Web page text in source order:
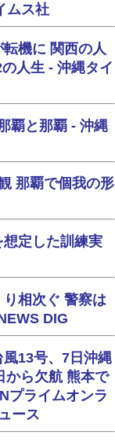
ムス社
転機に 関西の人
人生 - 沖縄タイ
覇と那覇 - 沖縄
那覇で個我の形
定した訓練実
相次ぐ 警察は
DIG
風13号、7日沖縄
から欠航 熊本で
プライムオンラ
ース